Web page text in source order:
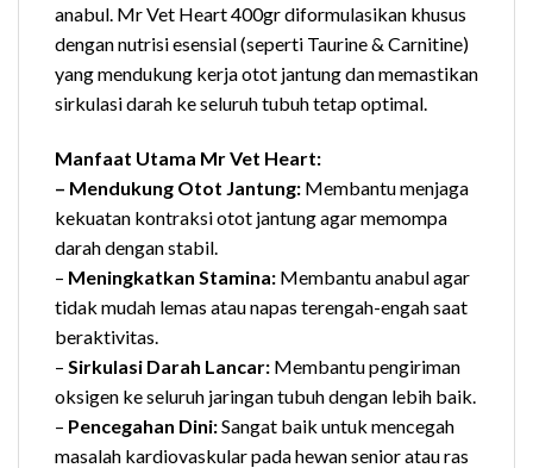
anabul. Mr Vet Heart 400gr diformulasikan khusus
dengan nutrisi esensial (seperti Taurine & Carnitine)
yang mendukung kerja otot jantung dan memastikan
sirkulasi darah ke seluruh tubuh tetap optimal.
Manfaat Utama Mr Vet Heart:
– Mendukung Otot Jantung: Membantu menjaga
kekuatan kontraksi otot jantung agar memompa
darah dengan stabil.
– Meningkatkan Stamina: Membantu anabul agar
tidak mudah lemas atau napas terengah-engah saat
beraktivitas.
– Sirkulasi Darah Lancar: Membantu pengiriman
oksigen ke seluruh jaringan tubuh dengan lebih baik.
– Pencegahan Dini:Sangat baik untuk mencegah
masalah kardiovaskular pada hewan senior atau ras